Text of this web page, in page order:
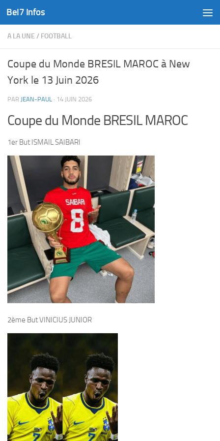
Skip to content
Bel7 Infos
A LA UNE / FOOTBALL
Coupe du Monde BRESIL MAROC à New
York le 13 Juin 2026
PAR JEAN-PAUL · 14 JUIN 2026
Coupe du Monde BRESIL MAROC
1er But ISMAIL SAIBARI
2ème But VINICIUS JUNIOR